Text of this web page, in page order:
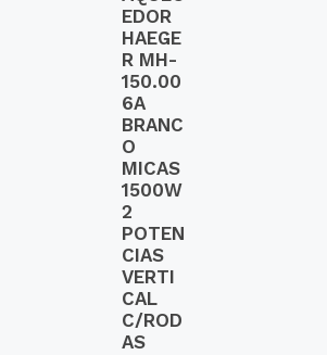
EDOR
HAEGE
R MH-
150.00
6A
BRANC
O
MICAS
1500W
2
POTEN
CIAS
VERTI
CAL
C/ROD
AS